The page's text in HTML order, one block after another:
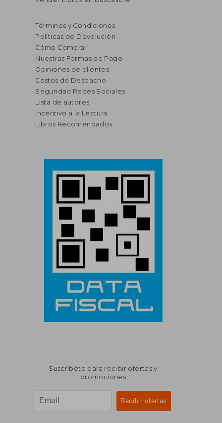
Términos y Condiciones
Políticas de Devolución
Cómo Comprar
Nuestras Formas de Pago
Opiniones de clientes
Costos de Despacho
Seguridad Redes Sociales
Lista de autores
Incentivo a la Lectura
Libros Recomendados
Suscríbete para recibir ofertas y
promociones